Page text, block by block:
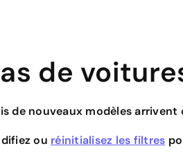
de
de nouveaux modèles arrivent
ou réinitialisez les filtres